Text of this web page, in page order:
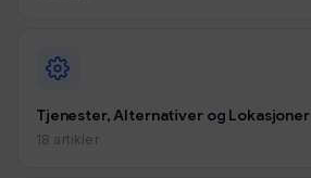
Tjenester, Alternativer og Lokasjoner
18 artikler